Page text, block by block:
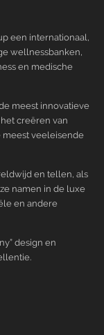
een internationaal,
wellnessbanken,
en medische
meest innovatieve
creëren van
veeleisende
en tellen, als
namen in de luxe
en andere
design en